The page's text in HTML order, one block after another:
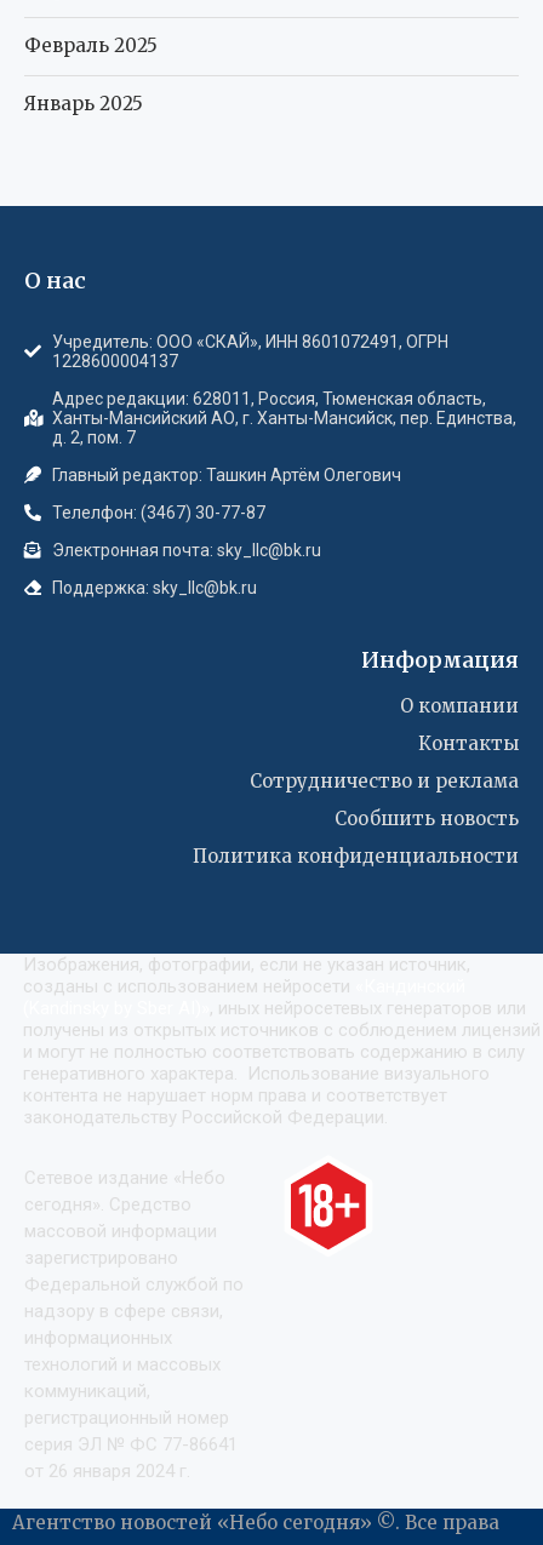
Февраль 2025
Январь 2025
О нас
Учредитель: ООО «СКАЙ», ИНН 8601072491, ОГРН
1228600004137
Адрес редакции: 628011, Россия, Тюменская область,
Ханты-Мансийский АО, г. Ханты-Мансийск, пер. Единства,
д. 2, пом. 7
Главный редактор: Ташкин Артём Олегович
Телелфон: (3467) 30-77-87
Электронная почта: sky_llc@bk.ru
Поддержка: sky_llc@bk.ru
Информация
О компании
Контакты
Сотрудничество и реклама
Сообшить новость
Политика конфиденциальности
Изображения, фотографии, если не указан источник,
созданы с использованием нейросети
, иных нейросетевых генераторов или
получены из открытых источников с соблюдением лицензий
и могут не полностью соответствовать содержанию в силу
генеративного характера. Использование визуального
контента не нарушает норм права и соответствует
законодательству Российской Федерации.
Сетевое издание «Небо
сегодня». Средство
массовой информации
зарегистрировано
Федеральной службой по
надзору в сфере связи,
информационных
технологий и массовых
коммуникаций,
регистрационный номер
серия ЭЛ № ФС 77-86641
от 26 января 2024 г.
Агентство новостей «Небо сегодня» ©. Все права